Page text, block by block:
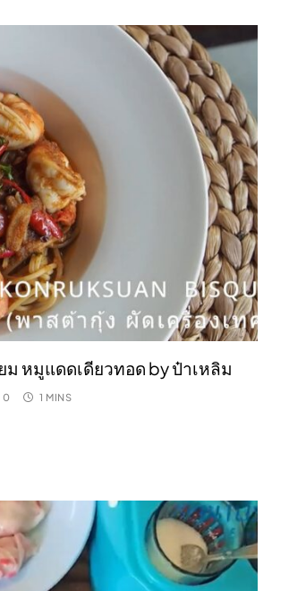
ม หมูแดดเดียวทอด by ป๋าเหลิม
0 1 MINS